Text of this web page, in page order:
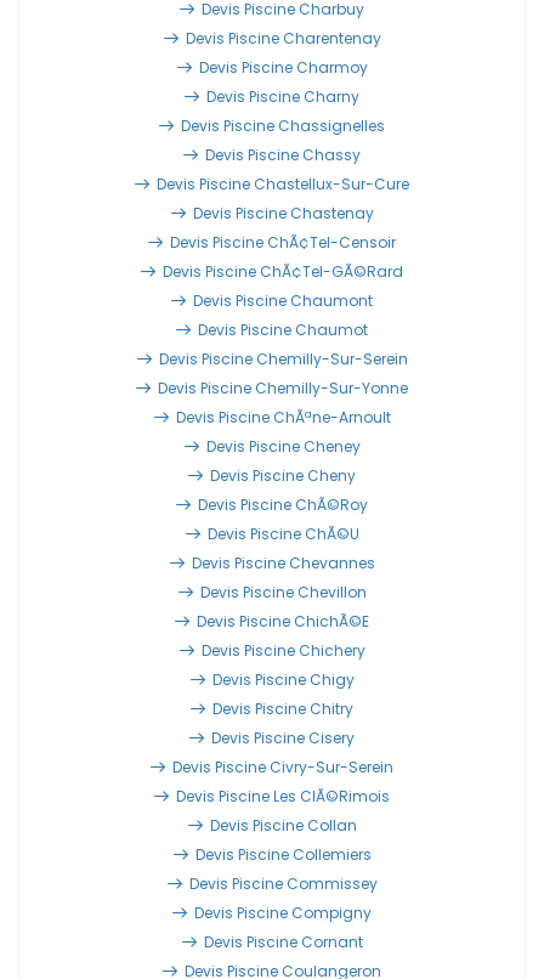
Devis Piscine Charbuy
Devis Piscine Charentenay
Devis Piscine Charmoy
Devis Piscine Charny
Devis Piscine Chassignelles
Devis Piscine Chassy
Devis Piscine Chastellux-Sur-Cure
Devis Piscine Chastenay
Devis Piscine ChÃ¢tel-Censoir
Devis Piscine ChÃ¢tel-GÃ©rard
Devis Piscine Chaumont
Devis Piscine Chaumot
Devis Piscine Chemilly-Sur-Serein
Devis Piscine Chemilly-Sur-Yonne
Devis Piscine ChÃªne-Arnoult
Devis Piscine Cheney
Devis Piscine Cheny
Devis Piscine ChÃ©roy
Devis Piscine ChÃ©u
Devis Piscine Chevannes
Devis Piscine Chevillon
Devis Piscine ChichÃ©e
Devis Piscine Chichery
Devis Piscine Chigy
Devis Piscine Chitry
Devis Piscine Cisery
Devis Piscine Civry-Sur-Serein
Devis Piscine Les ClÃ©rimois
Devis Piscine Collan
Devis Piscine Collemiers
Devis Piscine Commissey
Devis Piscine Compigny
Devis Piscine Cornant
Devis Piscine Coulangeron